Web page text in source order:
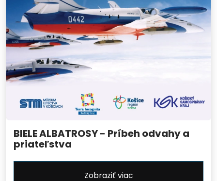
BIELE ALBATROSY - Príbeh odvahy a
priateľstva
Zobraziť viac